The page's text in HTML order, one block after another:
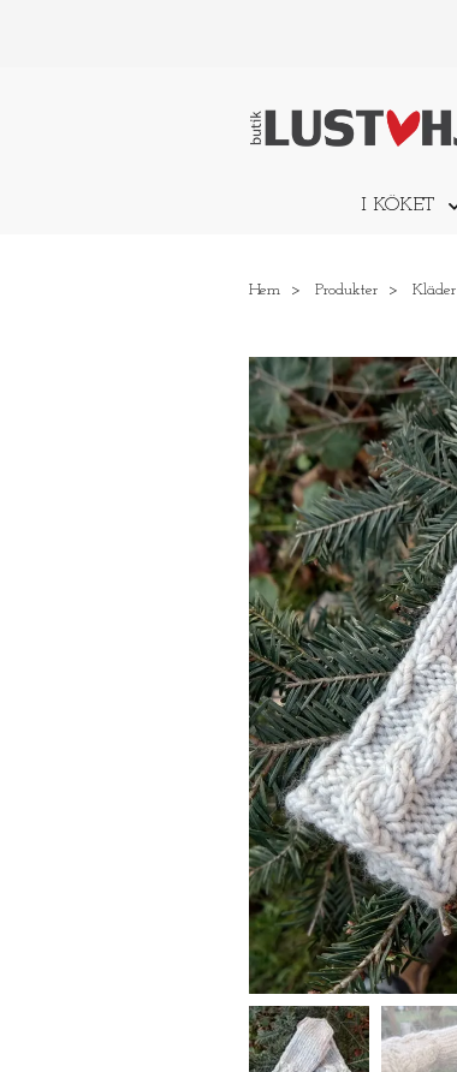
I KÖKET
Hem Produkter Kläder